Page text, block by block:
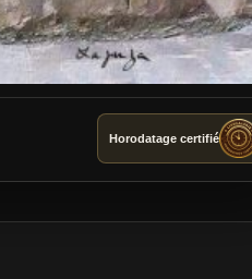
Horodatage certifié